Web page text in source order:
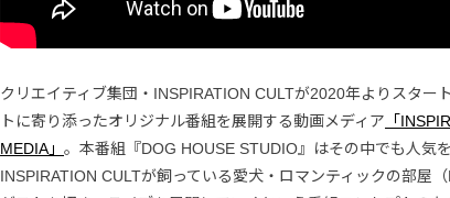
クリエイティブ集団・INSPIRATION CULTが2020年よりスター
トに寄り添ったオリジナル番組を展開する動画メディア 「
MEDIA」 。本番組『DOG HOUSE STUDIO』はその中でも人気
INSPIRATION CULTが飼っている愛犬・ロマンティックの部屋